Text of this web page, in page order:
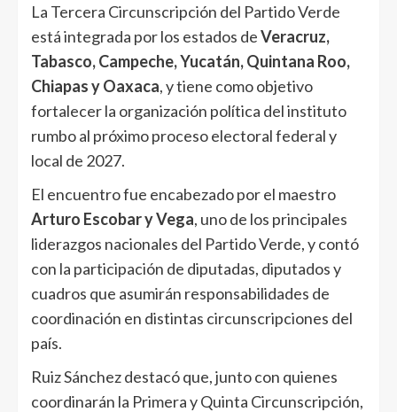
La Tercera Circunscripción del Partido Verde
está integrada por los estados deVeracruz,
Tabasco, Campeche, Yucatán, Quintana Roo,
Chiapas y Oaxaca, y tiene como objetivo
fortalecer la organización política del instituto
rumbo al próximo proceso electoral federal y
local de 2027.
El encuentro fue encabezado por el maestro
Arturo Escobar y Vega, uno de los principales
liderazgos nacionales del Partido Verde, y contó
con la participación de diputadas, diputados y
cuadros que asumirán responsabilidades de
coordinación en distintas circunscripciones del
país.
Ruiz Sánchez destacó que, junto con quienes
coordinarán la Primera y Quinta Circunscripción,